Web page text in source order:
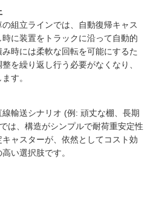
組立ラインでは、自動復帰キャス
時に装置をトラックに沿って自動的
時には柔軟な回転を可能にするた
を繰り返し行う必要がなくなり、
す。
輸送シナリオ (例: 頑丈な棚、長期
は、構造がシンプルで耐荷重安定性
ャスターが、依然としてコスト効
い選択肢です。